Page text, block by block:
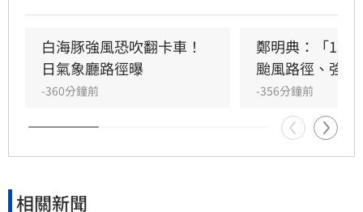
白海豚強風恐吹翻卡車！
日氣象廳路徑曝
-360分鐘前
鄭明典：「1現
颱風路徑、強度
-356分鐘前
相關新聞